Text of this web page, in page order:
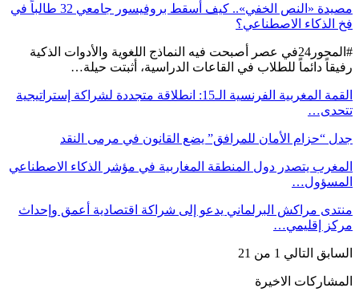
مصيدة «النص الخفي».. كيف أسقط بروفيسور جامعي 32 طالباً في
فخ الذكاء الاصطناعي؟
#المحور24 ​في عصر أصبحت فيه النماذج اللغوية والأدوات الذكية
رفيقاً دائماً للطلاب في القاعات الدراسية، أثبتت حيلة…
القمة المغربية الفرنسية الـ15: انطلاقة متجددة لشراكة إستراتيجية
تتحدى…
جدل “حزام الأمان للمرافق” يضع القانون في مرمى النقد
المغرب يتصدر دول المنطقة المغاربية في مؤشر الذكاء الاصطناعي
المسؤول…
منتدى مراكش البرلماني يدعو إلى شراكة اقتصادية أعمق وإحداث
مركز إقليمي…
السابق التالي 1 من 21
المشاركات الاخيرة